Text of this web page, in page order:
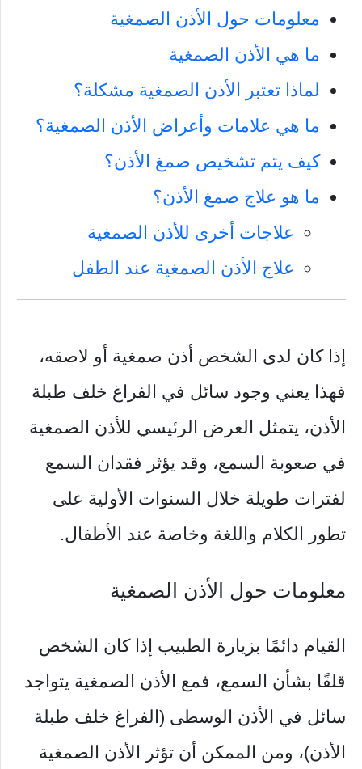
معلومات حول الأذن الصمغية
ما هي الأذن الصمغية
لماذا تعتبر الأذن الصمغية مشكلة؟
ما هي علامات وأعراض الأذن الصمغية؟
كيف يتم تشخيص صمغ الأذن؟
ما هو علاج صمغ الأذن؟
علاجات أخرى للأذن الصمغية
علاج الأذن الصمغية عند الطفل
إذا كان لدى الشخص أذن صمغية أو لاصقه،
فهذا يعني وجود سائل في الفراغ خلف طبلة
الأذن، يتمثل العرض الرئيسي للأذن الصمغية
في صعوبة السمع، وقد يؤثر فقدان السمع
لفترات طويلة خلال السنوات الأولية على
تطور الكلام واللغة وخاصة عند الأطفال.
معلومات حول الأذن الصمغية
القيام دائمًا بزيارة الطبيب إذا كان الشخص
قلقًا بشأن السمع، فمع الأذن الصمغية يتواجد
سائل في الأذن الوسطى (الفراغ خلف طبلة
الأذن)، ومن الممكن أن تؤثر الأذن الصمغية